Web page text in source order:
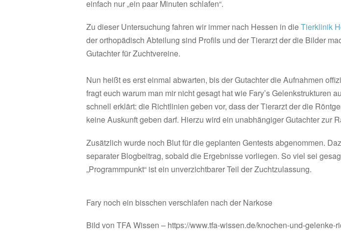
einfach nur „ein paar Minuten schlafen“.
Zu dieser Untersuchung fahren wir immer nach Hessen in dieTierklinik
der orthopädisch Abteilung sind Profils und der Tierarzt der die Bilder
Gutachter für Zuchtvereine.
Nun heißt es erst einmal abwarten, bis der Gutachter die Aufnahmen
fragt euch warum man mir nicht gesagt hat wie Fary’s Gelenkstrukturen
schnell erklärt: die Richtlinien geben vor, dass der Tierarzt der die
keine Auskunft geben darf. Hierzu wird ein unabhängiger Gutachter zur
Zusätzlich wurde noch Blut für die geplanten Gentests abgenommen.
separater Blogbeitrag, sobald die Ergebnisse vorliegen. So viel sei
„Programmpunkt“ ist ein unverzichtbarer Teil der Zuchtzulassung.
Fary noch ein bisschen verschlafen nach der Narkose
Bild von TFA Wissen – https://www.tfa-wissen.de/knochen-und-gelenke-